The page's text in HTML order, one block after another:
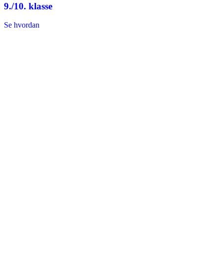
9./10. klasse
Se hvordan